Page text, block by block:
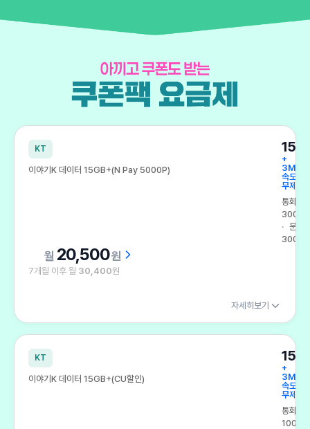
아끼고 쿠폰도 받는 쿠폰팩 요금제
KT
이야기K 데이터 15GB+(N Pay 5000P)
+
속도
무제한
통화
300분
문자
300건
20,500원
7개월 이후 월 30,400원
자세히보기
KT
이야기K 데이터 15GB+(CU할인)
+
속도
무제한
통화
100분